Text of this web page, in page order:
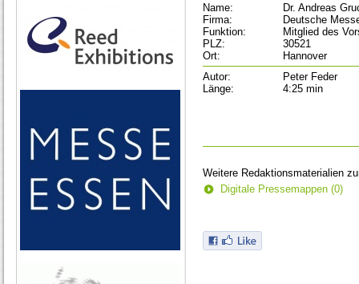
Name:
Dr. Andreas
Firma:
Deutsche
Funktion:
Mitglied des
PLZ:
30521
Ort:
Hannover
Autor:
Peter Feder
Länge:
4:25 min
Weitere Redaktionsmaterialien
Digitale Pressemappen (0)